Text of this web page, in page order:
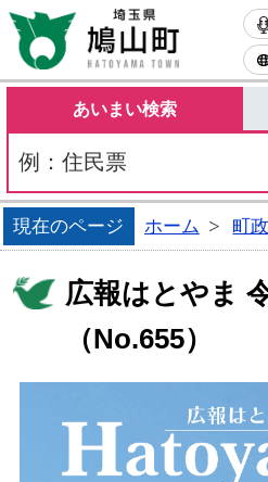
あいまい検索
現在のページ ホーム 町
広報はとやま
（No.655）